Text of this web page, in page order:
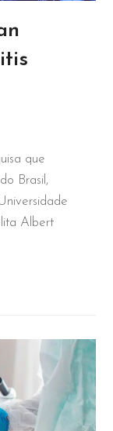
que
Brasil,
Albert